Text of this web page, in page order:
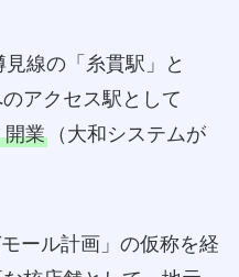
線の「糸貫駅」と
アクセス駅として
開業（大和システムが
モール計画」の仮称を経